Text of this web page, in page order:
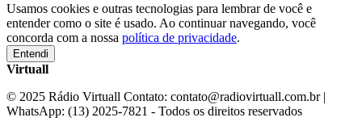
Usamos cookies e outras tecnologias para lembrar de você e
entender como o site é usado. Ao continuar navegando, você
concorda com a nossa política de privacidade.
Entendi
Virtuall
© 2025 Rádio Virtuall Contato: contato@radiovirtuall.com.br |
WhatsApp: (13) 2025-7821 - Todos os direitos reservados